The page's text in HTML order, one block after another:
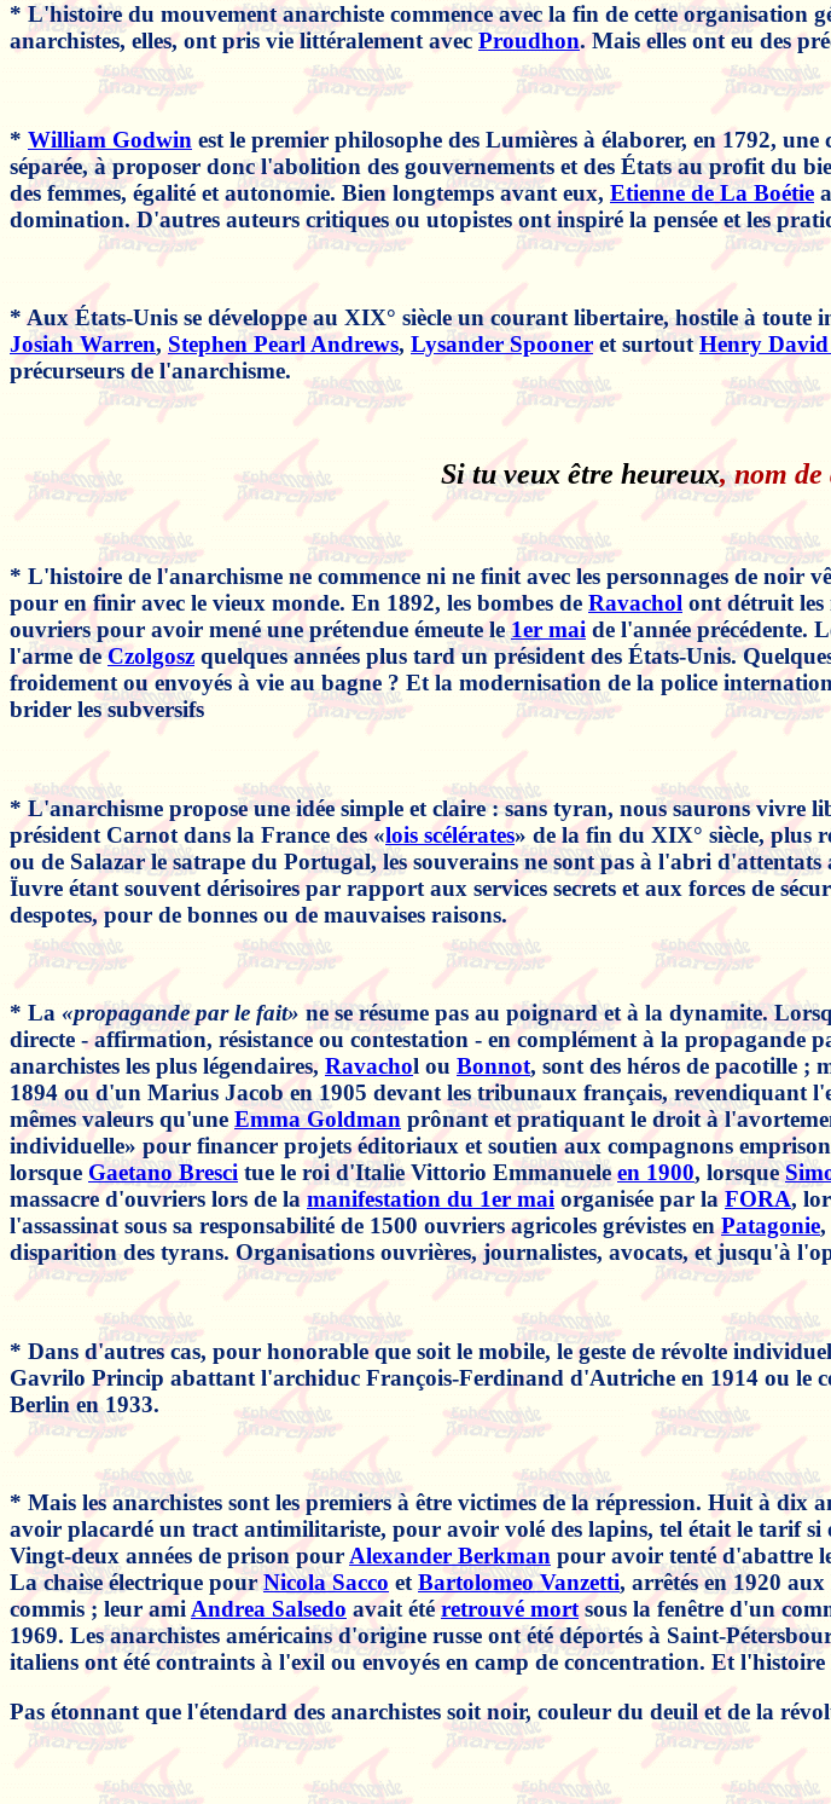
* L'histoire du mouvement anarchiste commence avec la fin de cette organisation
anarchistes, elles, ont pris vie littéralement avec Proudhon. Mais elles ont eu des
* William Godwin est le premier philosophe des Lumières à élaborer, en 1792,
séparée, à proposer donc l'abolition des gouvernements et des États au profit du
des femmes, égalité et autonomie. Bien longtemps avant eux, Etienne de La Boétie
domination. D'autres auteurs critiques ou utopistes ont inspiré la pensée et les
* Aux États-Unis se développe au XIX° siècle un courant libertaire, hostile à toute
Josiah Warren, Stephen Pearl Andrews, Lysander Spooneret surtoutHenry
précurseurs de l'anarchisme.
Si tu veux être heureux, nom
* L'histoire de l'anarchisme ne commence ni ne finit avec les personnages de noir
pour en finir avec le vieux monde. En 1892, les bombes de Ravachol ont détruit les
ouvriers pour avoir mené une prétendue émeute le1er mai de l'année précédente.
l'arme deCzolgosz quelques années plus tard un président des États-Unis.
froidement ou envoyés à vie au bagne ? Et la modernisation de la police
brider les subversifs
* L'anarchisme propose une idée simple et claire : sans tyran, nous saurons vivre
président Carnot dans la France des «lois scélérates» de la fin du XIX° siècle, plus
ou de Salazar le satrape du Portugal, les souverains ne sont pas à l'abri
Ïuvre étant souvent dérisoires par rapport aux services secrets et aux forces de
despotes, pour de bonnes ou de mauvaises raisons.
* La «propagande par le fait» ne se résume pas au poignard et à la dynamite.
directe - affirmation, résistance ou contestation - en complément à la
anarchistes les plus légendaires, Ravachol ou Bonnot, sont des héros de pacotille ;
1894 ou d'un Marius Jacob en 1905 devant les tribunaux français, revendiquant
mêmes valeurs qu'une Emma Goldman prônant et pratiquant le droit à
individuelle» pour financer projets éditoriaux et soutien aux compagnons
lorsque Gaetano Bresci tue le roi d'Italie Vittorio Emmanueleen 1900, lorsque
massacre d'ouvriers lors de lamanifestation du 1er mai organisée par laFORA,
l'assassinat sous sa responsabilité de 1500 ouvriers agricoles grévistes enPatagonie,
disparition des tyrans. Organisations ouvrières, journalistes, avocats, et jusqu'à
* Dans d'autres cas, pour honorable que soit le mobile, le geste de révolte
Gavrilo Princip abattant l'archiduc François-Ferdinand d'Autriche en 1914 ou le
Berlin en 1933.
* Mais les anarchistes sont les premiers à être victimes de la répression. Huit à
avoir placardé un tract antimilitariste, pour avoir volé des lapins, tel était le tarif si
Vingt-deux années de prison pour Alexander Berkman pour avoir tenté d'abattre
La chaise électrique pourNicola Sacco et Bartolomeo Vanzetti, arrêtés en 1920
commis ; leur ami Andrea Salsedo avait étéretrouvé mortsous la fenêtre d'un
1969. Les anarchistes américains d'origine russe ont été déportés à Saint-
italiens ont été contraints à l'exil ou envoyés en camp de concentration. Et l'histoire
Pas étonnant que l'étendard des anarchistes soit noir, couleur du deuil et de la